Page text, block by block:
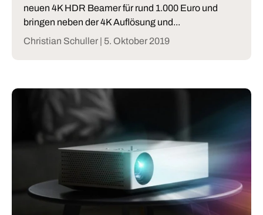
neuen 4K HDR Beamer für rund 1.000 Euro und
bringen neben der 4K Auflösung und...
Christian Schuller | 5. Oktober 2019